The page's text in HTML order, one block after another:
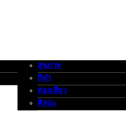
สุขภาพ-กีฬาท่องเที่ยว-ศิลปะ
สุขภาพ
กีฬา
ท่องเที่ยว
ศิลปะ